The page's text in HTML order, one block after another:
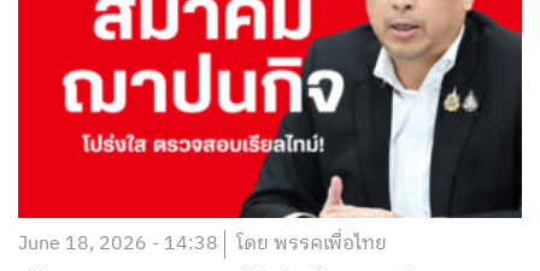
June 18, 2026 - 14:38 โดย พรรคเพื่อไทย